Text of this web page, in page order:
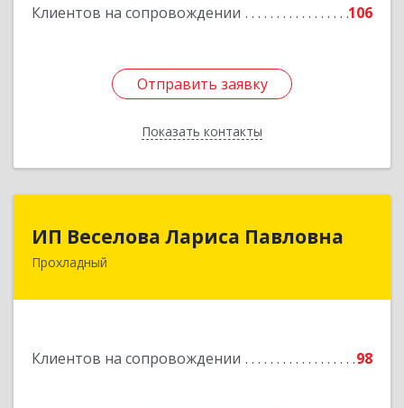
Клиентов на сопровождении 106
Отправить заявку
Показать контакты
Подробнее
Отправить заявку
Назад
ИП Веселова Лариса Павловна
Прохладный
Клиентов на сопровождении 98